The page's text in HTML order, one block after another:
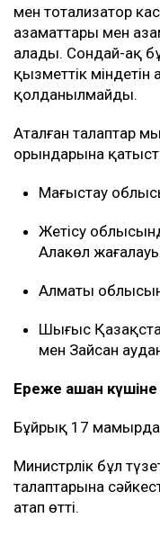
мен тотализатор
азаматтары мен
алады. Сондай-ақ
қызметтік
қолданылмайды.
Аталған талаптар
орындарына
Маңғыстау
Жетісу
Алакөл
Алматы
Шығыс
мен Зайсан
Ереже қашан
Бұйрық 17
Министрлік бұл
талаптарына
атап өтті.